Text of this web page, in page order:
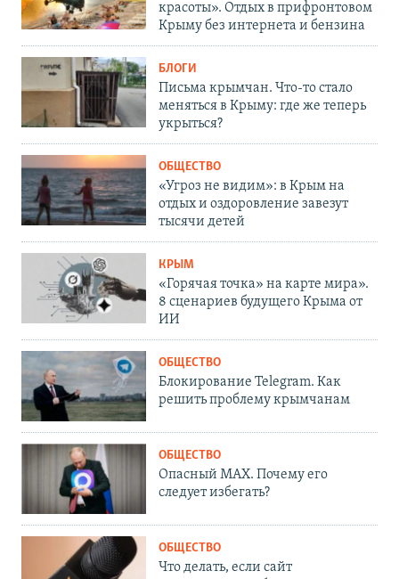
красоты». Отдых в прифронтовом
Крыму без интернета и бензина
БЛОГИ
Письма крымчан. Что-то стало
меняться в Крыму: где же теперь
укрыться?
ОБЩЕСТВО
«Угроз не видим»: в Крым на
отдых и оздоровление завезут
тысячи детей
КРЫМ
«Горячая точка» на карте мира».
8 сценариев будущего Крыма от
ИИ
ОБЩЕСТВО
Блокирование Telegram. Как
решить проблему крымчанам
ОБЩЕСТВО
Опасный MAX. Почему его
следует избегать?
ОБЩЕСТВО
Что делать, если сайт